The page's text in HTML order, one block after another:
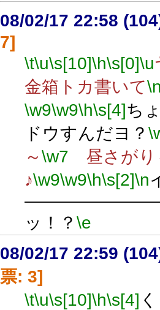
08/02/17 22:58
7]
\t\u\s[10]\h\s[0]\u
金箱トカ書いて
\w9\w9\h\s[4]ち
ドウすんだヨ？
～\w7 昼さがり
♪\w9\w9\h\s[2]\n
ッ！？ \e
08/02/17 22:59
票: 3]
\t\u\s[10]\h\s[4]